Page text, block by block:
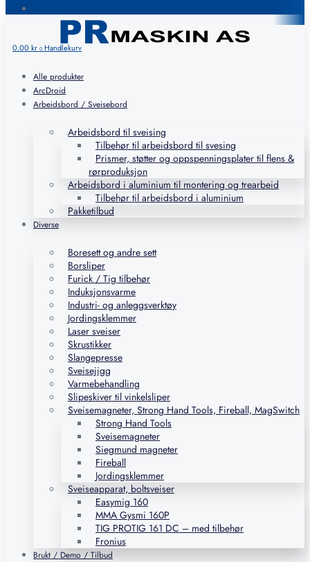
0.00kr 0 Handlekurv
Alle produkter
ArcDroid
Arbeidsbord / Sveisebord
Arbeidsbord til sveising
Tilbehør til arbeidsbord til svesing
Prismer, støtter og oppspenningsplater til flens &
rørproduksjon
Arbeidsbord i aluminium til montering og trearbeid
Tilbehør til arbeidsbord i aluminium
Pakketilbud
Diverse
Boresett og andre sett
Borsliper
Furick / Tig tilbehør
Induksjonsvarme
Industri- og anleggsverktøy
Jordingsklemmer
Laser sveiser
Skrustikker
Slangepresse
Sveisejigg
Varmebehandling
Slipeskiver til vinkelsliper
Sveisemagneter, Strong Hand Tools, Fireball, MagSwitch
Strong Hand Tools
Sveisemagneter
Siegmund magneter
Fireball
Jordingsklemmer
Sveiseapparat, boltsveiser
Easymig 160
MMA Gysmi 160P
TIG PROTIG 161 DC – med tilbehør
Fronius
Brukt / Demo / Tilbud